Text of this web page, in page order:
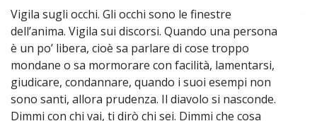
Vigila sugli occhi. Gli occhi sono le finestre
dell’anima. Vigila sui discorsi. Quando una persona
è un po’ libera, cioè sa parlare di cose troppo
mondane o sa mormorare con facilità, lamentarsi,
giudicare, condannare, quando i suoi esempi non
sono santi, allora prudenza. Il diavolo si nasconde.
Dimmi con chi vai, ti dirò chi sei. Dimmi che cosa